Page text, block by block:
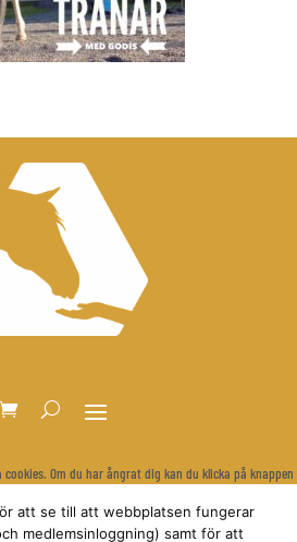
Om du har ångrat dig kan du klicka på knappen
Återkalla samtycke
att se till att webbplatsen fungerar
medlemsinloggning) samt för att